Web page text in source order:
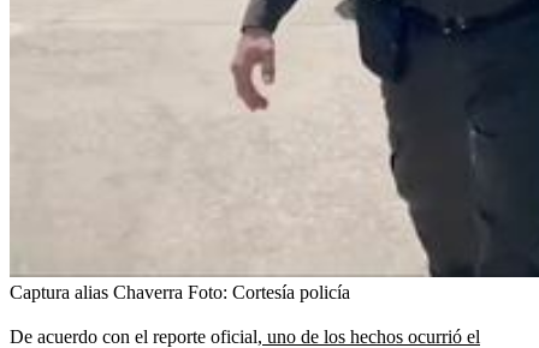
Captura alias Chaverra Foto: Cortesía policía
De acuerdo con el reporte oficial, uno de los hechos ocurrió el